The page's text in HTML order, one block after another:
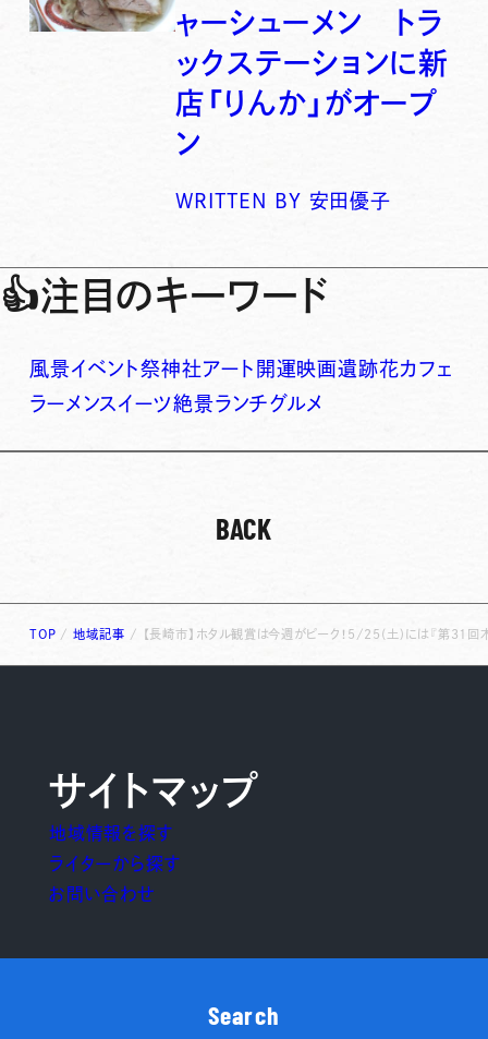
ャーシューメン トラ
ックステーションに新
店「りんか」がオープ
ン
WRITTEN BY 安田優子
👍注目のキーワード
風景イベント祭神社アート 開運映画遺跡花カフェ
ラーメンスイーツ絶景ランチグルメ
BACK
TOP /地域記事 / 【長崎市】ホタル観賞は今週がピーク！5/25(土)には『第31回
サイトマップ
地域情報を探す
ライターから探す
お問い合わせ
Search